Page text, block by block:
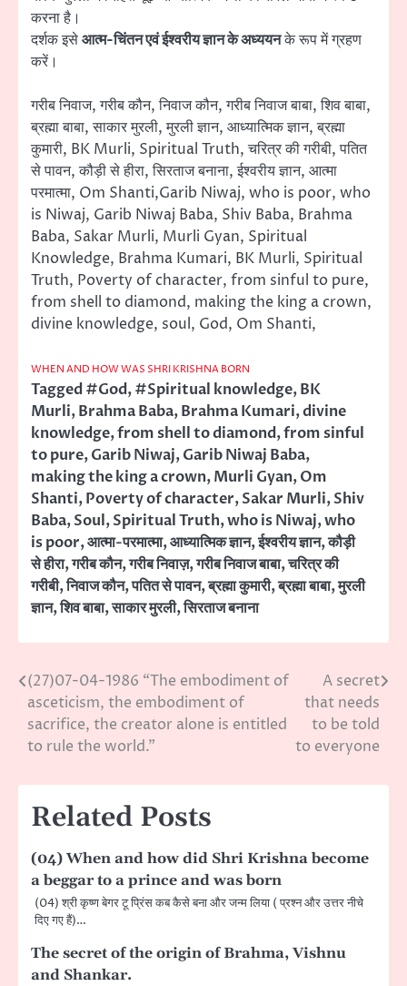
करना है।
दर्शक इसेआत्म-चिंतन एवं ईश्वरीय ज्ञान के अध्ययनके रूप में ग्रहण
करें।
गरीब निवाज, गरीब कौन, निवाज कौन, गरीब निवाज बाबा, शिव बाबा,
ब्रह्मा बाबा, साकार मुरली, मुरली ज्ञान, आध्यात्मिक ज्ञान, ब्रह्मा
कुमारी, BK Murli, Spiritual Truth, चरित्र की गरीबी, पतित
से पावन, कौड़ी से हीरा, सिरताज बनाना, ईश्वरीय ज्ञान, आत्मा
परमात्मा, Om Shanti,Garib Niwaj, who is poor, who
is Niwaj, Garib Niwaj Baba, Shiv Baba, Brahma
Baba, Sakar Murli, Murli Gyan, Spiritual
Knowledge, Brahma Kumari, BK Murli, Spiritual
Truth, Poverty of character, from sinful to pure,
from shell to diamond, making the king a crown,
divine knowledge, soul, God, Om Shanti,
WHEN AND HOW WAS SHRI KRISHNA BORN
Tagged#God,#Spiritual knowledge,BK
Murli,Brahma Baba,Brahma Kumari,divine
knowledge,from shell to diamond,from sinful
to pure,Garib Niwaj,Garib Niwaj Baba,
making the king a crown,Murli Gyan,Om
Shanti,Poverty of character,Sakar Murli,Shiv
Baba,Soul,Spiritual Truth,who is Niwaj,who
is poor,आत्मा-परमात्मा,आध्यात्मिक ज्ञान,ईश्वरीय ज्ञान,कौड़ी
से हीरा,गरीब कौन,गरीब निवाज़,गरीब निवाज बाबा,चरित्र की
गरीबी,निवाज कौन,पतित से पावन,ब्रह्मा कुमारी,ब्रह्मा बाबा,मुरली
ज्ञान,शिव बाबा,साकार मुरली,सिरताज बनाना
Post
navigation
(27)07-04-1986 “The embodiment of
asceticism, the embodiment of
sacrifice, the creator alone is entitled
to rule the world.”
A secret
that needs
to be told
to everyone
Related Posts
(04) When and how did Shri Krishna become
a beggar to a prince and was born
(04) श्री कृष्ण बेगर टू प्रिंस कब कैसे बना और जन्म लिया ( प्रश्न और उत्तर नीचे
दिए गए हैं)…
The secret of the origin of Brahma, Vishnu
and Shankar.